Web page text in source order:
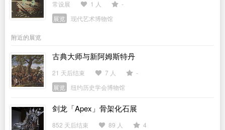
常设展 1 人
-
展览
现代艺术博物馆
附近的展览
古典大师与新阿姆斯特丹
21 天后结束 7 人
-
展览
纽约历史学会博物馆
剑龙「Apex」骨架化石展
852 天后结束 89 人
4